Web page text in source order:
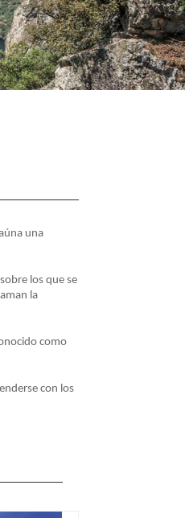
una
los que se
la
como
con los